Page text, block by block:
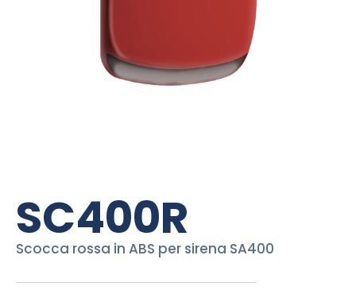
SC400R
Scocca rossa in ABS per sirena SA400